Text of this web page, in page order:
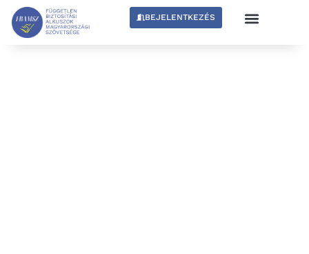
BEJELENTKEZÉS